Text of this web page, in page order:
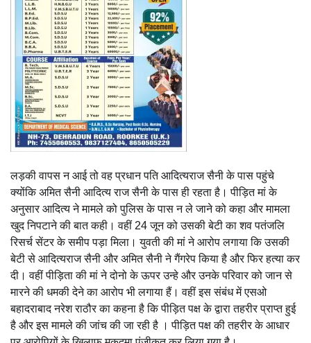
लड़की वापस न आई तो वह प्रधान पति आदित्यराज सैनी के पास पहुंचे
क्योंकि अमित सैनी आदित्य राज सैनी के पास ही रहता है। पीड़ित मां के
अनुसार आदित्य ने मामले को पुलिस के पास न ले जाने को कहा और मामला
खुद निपटाने की बात कही। वहीं 24 जून को उसकी बेटी का शव पतंजलि
रिसर्च सेंटर के समीप पड़ा मिला। युवती की मां ने आरोप लगाया कि उसकी
बेटी से आदित्यराज सैनी और अमित सैनी ने गैंगरेप किया है और फिर हत्या कर
दी। वहीं पीड़िता की मां ने दोनो के ऊपर उन्हे और उनके परिवार को जान से
मारने की धमकी देने का आरोप भी लगाया हैं। वहीं इस संबंध में एसओ
बहादराबाद नरेश राठौर का कहना है कि पीड़ित पक्ष के द्वारा तहरीर प्राप्त हुई
है और इस मामले की जांच की जा रही है । पीड़ित पक्ष की तहरीर के आधार